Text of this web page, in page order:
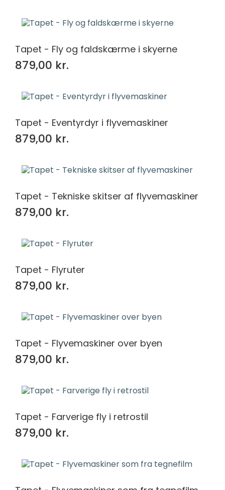
Tapet - Fly og faldskærme i skyerne
879,00 kr.
Tapet - Eventyrdyr i flyvemaskiner
879,00 kr.
Tapet - Tekniske skitser af flyvemaskiner
879,00 kr.
Tapet - Flyruter
879,00 kr.
Tapet - Flyvemaskiner over byen
879,00 kr.
Tapet - Farverige fly i retrostil
879,00 kr.